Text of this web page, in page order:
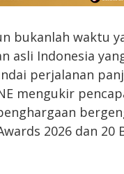
bukanlah waktu
asli Indonesia
perjalanan
mengukir
2026 dan 20